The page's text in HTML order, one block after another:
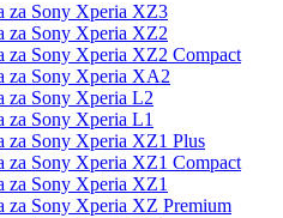
za Sony Xperia XZ3
za Sony Xperia XZ2
za Sony Xperia XZ2 Compact
za Sony Xperia XA2
za Sony Xperia L2
za Sony Xperia L1
za Sony Xperia XZ1 Plus
za Sony Xperia XZ1 Compact
za Sony Xperia XZ1
za Sony Xperia XZ Premium